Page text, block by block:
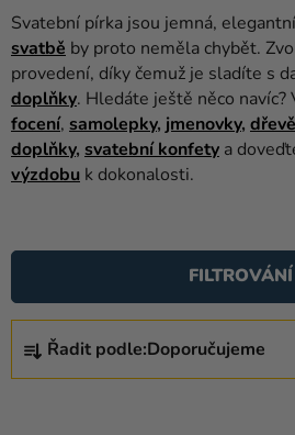
Svatba
Párty
Výzdoba
a
doplňky
Pečení
Dárky
Svatební pírka jsou jemná,
svatbě by proto neměla chybět.
provedení, díky čemuž je sladíte s
doplňky. Hledáte ještě něco navíc?
focení, samolepky, jmenovky,
doplňky, svatební konfety a
výzdobu k dokonalosti.
A
Z
Řadit podle:Doporučujeme
FILTROVÁNÍ
Ý
P
I
S
P